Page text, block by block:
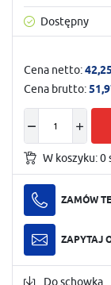
Dostępny
Cena netto:
Cena brutto:
W koszyku:0
ZAMÓW
ZAPYTAJ
Do schowka